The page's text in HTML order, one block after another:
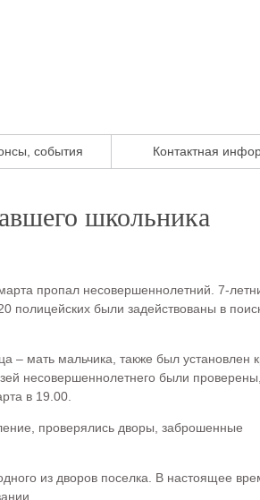
события Контактная
школьника
пропал несовершеннолетний. 7-
полицейских были задействованы в
– мать мальчика, также был установлен
несовершеннолетнего были проверены,
в 19.00.
проверялись дворы, заброшенные
из дворов поселка. В настоящее